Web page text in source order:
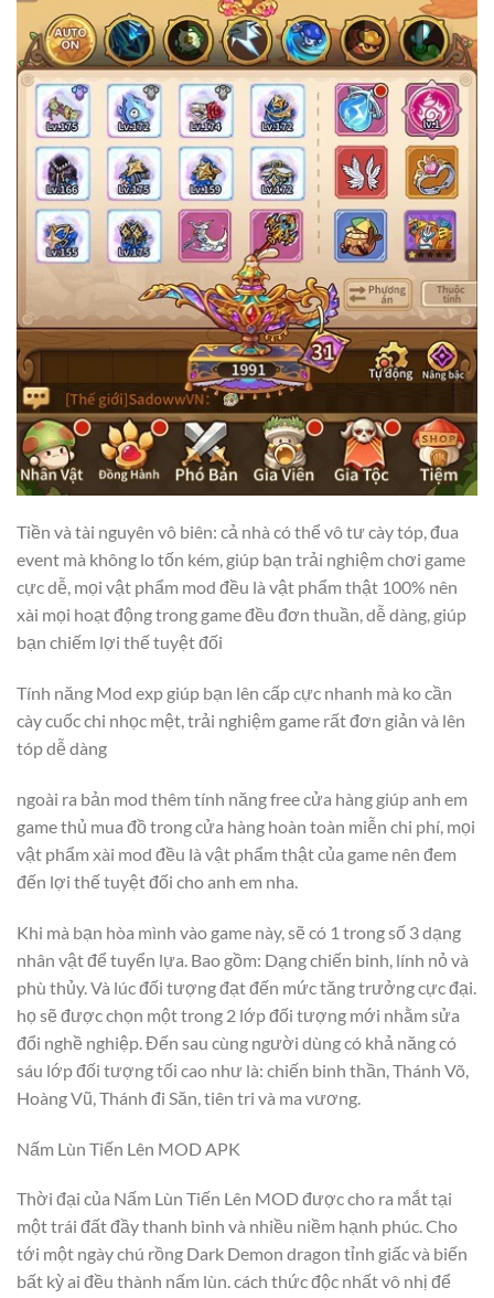
Tiền và tài nguyên vô biên: cả nhà có thể vô tư cày tóp, đua
event mà không lo tốn kém, giúp bạn trải nghiệm chơi game
cực dễ, mọi vật phẩm mod đều là vật phẩm thật 100% nên
xài mọi hoạt động trong game đều đơn thuần, dễ dàng, giúp
bạn chiếm lợi thế tuyệt đối
Tính năng Mod exp giúp bạn lên cấp cực nhanh mà ko cần
cày cuốc chi nhọc mệt, trải nghiệm game rất đơn giản và lên
tóp dễ dàng
ngoài ra bản mod thêm tính năng free cửa hàng giúp anh em
game thủ mua đồ trong cửa hàng hoàn toàn miễn chi phí, mọi
vật phẩm xài mod đều là vật phẩm thật của game nên đem
đến lợi thế tuyệt đối cho anh em nha.
Khi mà bạn hòa mình vào game này, sẽ có 1 trong số 3 dạng
nhân vật để tuyển lựa. Bao gồm: Dạng chiến binh, lính nỏ và
phù thủy. Và lúc đối tượng đạt đến mức tăng trưởng cực đại.
họ sẽ được chọn một trong 2 lớp đối tượng mới nhằm sửa
đổi nghề nghiệp. Đến sau cùng người dùng có khả năng có
sáu lớp đối tượng tối cao như là: chiến binh thần, Thánh Võ,
Hoàng Vũ, Thánh đi Săn, tiên tri và ma vương.
Nấm Lùn Tiến Lên MOD APK
Thời đại của Nấm Lùn Tiến Lên MOD được cho ra mắt tại
một trái đất đầy thanh bình và nhiều niềm hạnh phúc. Cho
tới một ngày chú rồng Dark Demon dragon tỉnh giấc và biến
bất kỳ ai đều thành nấm lùn. cách thức độc nhất vô nhị để